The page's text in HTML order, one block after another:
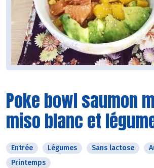
Poke bowl saumon
miso blanc et
Entrée Légumes Sans lactose
Printemps